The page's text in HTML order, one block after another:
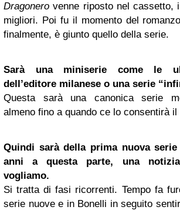
Dragonero venne riposto nel cassetto,
migliori. Poi fu il momento del
finalmente, è giunto quello della serie.
Sarà una miniserie come le
dell’editore milanese o una serie
Questa sarà una canonica serie
almeno fino a quando ce lo consentirà il
Quindi sarà della prima nuova
anni a questa parte, una
vogliamo.
Si tratta di fasi ricorrenti. Tempo fa
serie nuove e in Bonelli in seguito